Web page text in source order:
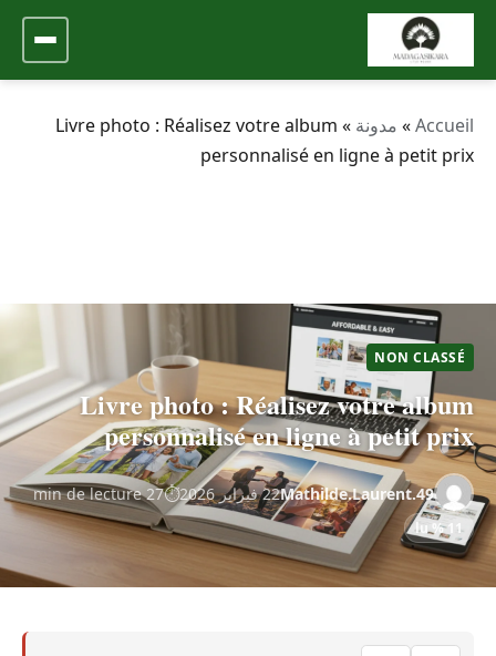
Accueil
»مدونة»
Livre photo : Réalisez votre album
personnalisé en ligne à petit prix
NON CLASSÉ
Livre photo : Réalisez votre album
personnalisé en ligne à petit prix
Mathilde.Laurent.4922 فبراير 2026 27 min de lecture
11 % lu